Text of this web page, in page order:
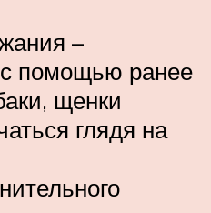
–
с помощью ранее
щенки
глядя на